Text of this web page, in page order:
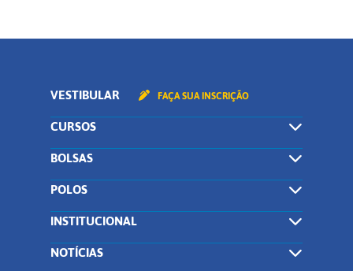
VESTIBULAR FAÇA SUA INSCRIÇÃO
CURSOS
BOLSAS
POLOS
INSTITUCIONAL
NOTÍCIAS